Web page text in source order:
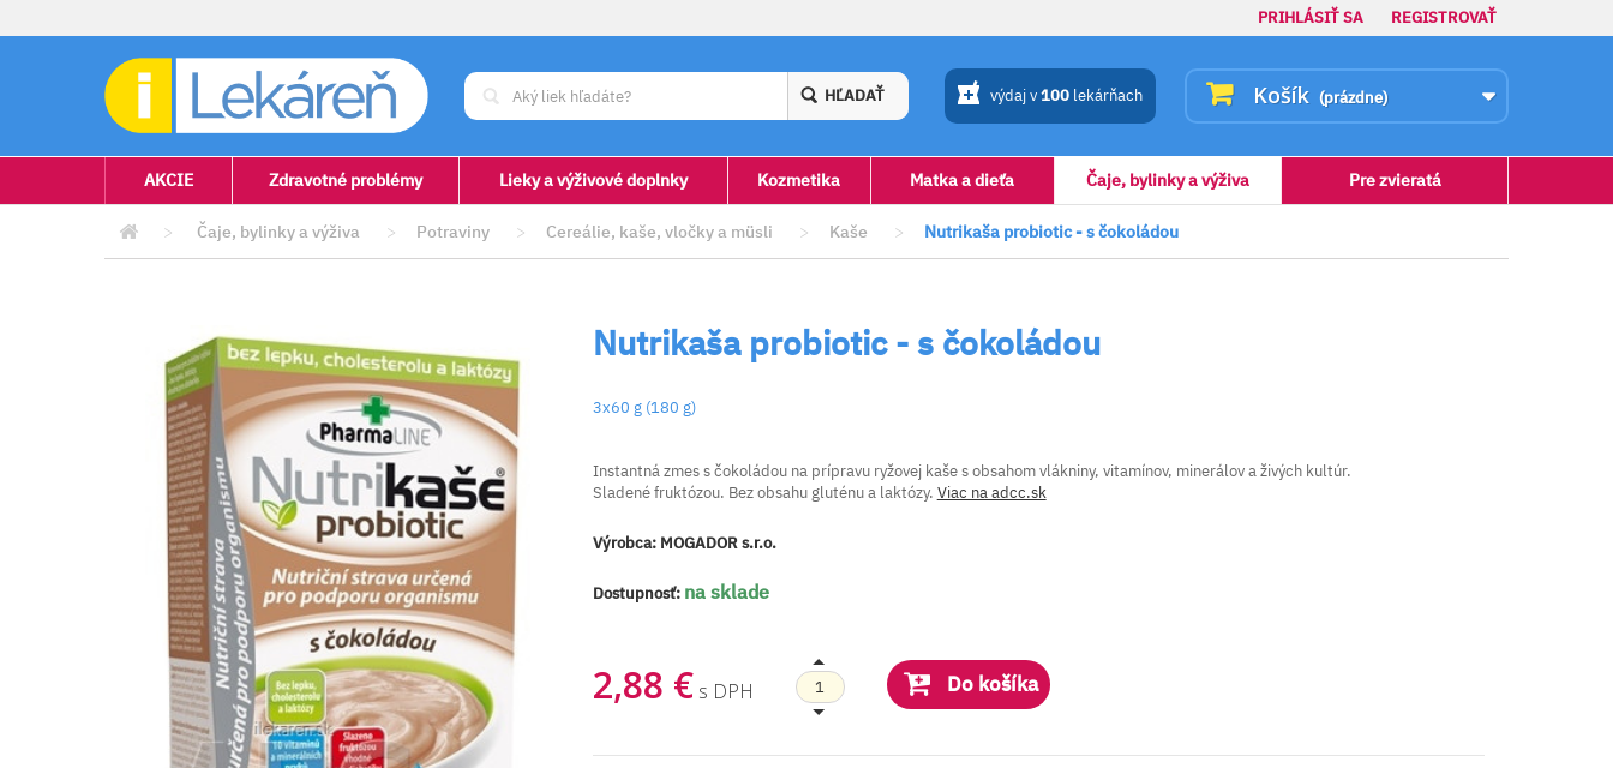
PRIHLÁSIŤ SA REGISTROVAŤ
Košík (prázdne)
HĽADAŤ výdaj v100 lekárňach
AKCIE Zdravotné problémy Lieky a výživové doplnky Kozmetika Matka a dieťa Čaje, bylinky a výživa Pre zvieratá
> Čaje, bylinky a výživa > Potraviny > Cereálie, kaše, vločky a müsli > Kaše > Nutrikaša probiotic - s čokoládou
Nutrikaša probiotic - s čokoládou
3x60 g (180 g)
Instantná zmes s čokoládou na prípravu ryžovej kaše s obsahom vlákniny, vitamínov, minerálov a živých kultúr.
Sladené fruktózou. Bez obsahu gluténu a laktózy. Viac na adcc.sk
Výrobca: MOGADOR s.r.o.
Dostupnosť: na sklade
2,88 € s DPH Do košíka